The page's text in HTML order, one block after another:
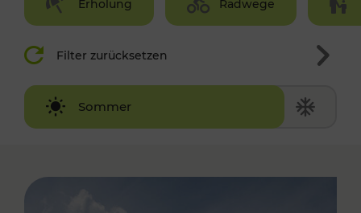
Erholung Radwege
Filter zurücksetzen
Sommer
Winter